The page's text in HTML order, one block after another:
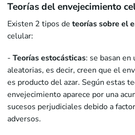
Teorías del envejecimiento
Existen 2 tipos de teorías sobre el
celular:
- Teorías estocásticas: se basan en
aleatorias, es decir, creen que el
es producto del azar. Según estas
envejecimiento aparece por una
sucesos perjudiciales debido a
adversos.